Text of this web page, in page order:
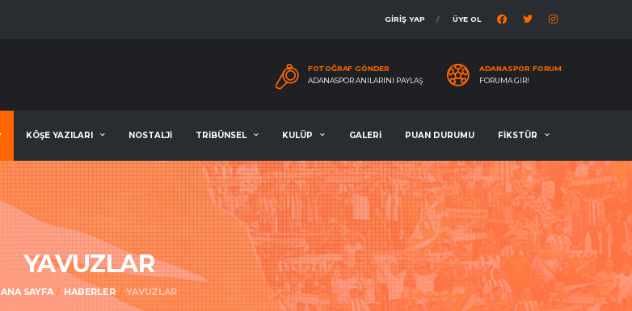
GİRİŞ YAP ÜYE OL
FOTOĞRAF GÖNDER
ADANASPOR ANILARINI PAYLAŞ
ADANASPOR FORUM
FORUMA GIR!
KÖŞE YAZILARI NOSTALJİ TRİBÜNSEL KULÜP GALERİ PUAN DURUMU FİKSTÜR
YAVUZLAR
ANA SAYFA HABERLER YAVUZLAR